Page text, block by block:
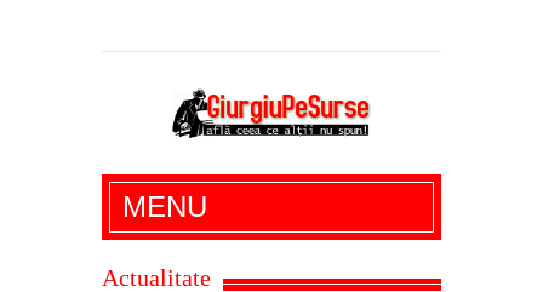
Giurgiu Pe Surse – actualitate giurgiu,
administratie giurgiu, stiri politice, social
economic, editoriale giurgiu, dezvaluiri,
MENU
Actualitate